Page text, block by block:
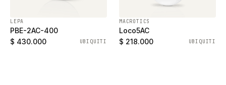
LEPA
PBE-2AC-400
$ 430.000
UBIQUITI
MACROTICS
Loco5AC
$ 218.000
UBIQUITI